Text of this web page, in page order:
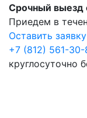
Срочный выезд
Приедем в
Оставить заявку
+7 (812) 561-30-
круглосуточно